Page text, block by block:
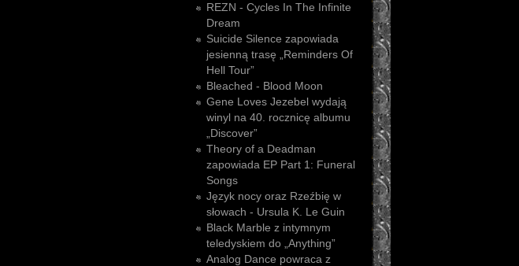
REZN - Cycles In The Infinite
Dream
Suicide Silence zapowiada
jesienną trasę „Reminders Of
Hell Tour”
Bleached - Blood Moon
Gene Loves Jezebel wydają
winyl na 40. rocznicę albumu
„Discover”
Theory of a Deadman
zapowiada EP Part 1: Funeral
Songs
Język nocy oraz Rzeźbię w
słowach - Ursula K. Le Guin
Black Marble z intymnym
teledyskiem do „Anything”
Analog Dance powraca z